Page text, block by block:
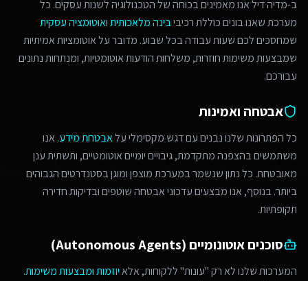
ב-מדיה דיל אנו מאמינים בכוחה של הטכנולוגיה לשנות עסקים. כל
מערכת שאנו בונים כוללת רכיביבינה מלאכותיתואוטומציה עסקית
שמחסכים לכם שעות עבודה בכל שבוע. מדובר על אוטומציות אמיתיות
שמבצעות משימות חוזרות, משלחות הודעות אוטומטיות, ומנתחות נתונים
עבורכם.
אבטחה ואמינות
כל הפתרונות שלנו נבנים עם דגש מקסימלי עלאבטחת מידע. אנו
משתמשים בהצפנה מתקדמת, גיבויים יומיים אוטומטיים, ותשתית ענן
מאובטחת. כל נתון שנשמר במערכת מוצפן ומוגן בסטנדרטים הגבוהים
ביותר. בנוסף, אנו מבצעים עדכוני אבטחה שוטפים ובדיקות חדירה
תקופתיות.
סוכנים אוטונומיים (Autonomous Agents)
המערכות שלנו לא רק "עונות" ללקוחות, אלאיוזמות ומבצעות משימות.